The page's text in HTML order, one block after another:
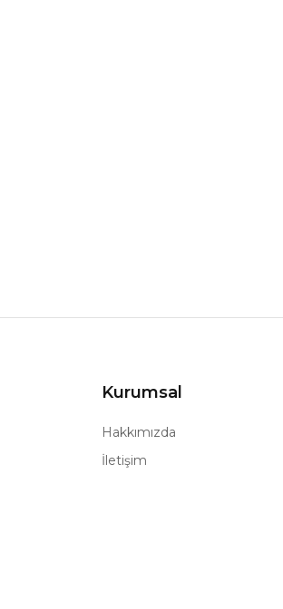
Kurumsal
Hakkımızda
İletişim